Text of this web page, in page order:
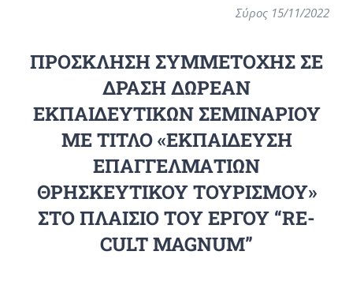
Σύρος 15/11/2022
ΠΡΟΣΚΛΗΣΗ ΣΥΜΜΕΤΟΧΗΣ ΣΕ
ΔΡΑΣΗ ΔΩΡΕΑΝ
ΕΚΠΑΙΔΕΥΤΙΚΩΝ ΣΕΜΙΝΑΡΙΟΥ
ΜΕ ΤΙΤΛΟ «ΕΚΠΑΙΔΕΥΣΗ
ΕΠΑΓΓΕΛΜΑΤΙΩΝ
ΘΡΗΣΚΕΥΤΙΚΟΥ ΤΟΥΡΙΣΜΟΥ»
ΣΤΟ ΠΛΑΙΣΙΟ ΤΟΥ ΕΡΓΟΥ “RE-
CULT MAGNUM”